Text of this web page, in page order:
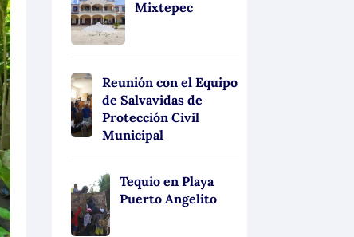
Mixtepec
Reunión con el Equipo
de Salvavidas de
Protección Civil
Municipal
Tequio en Playa
Puerto Angelito